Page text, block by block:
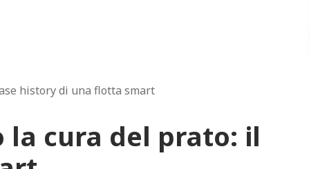
history di una flotta smart
la cura del prato: il